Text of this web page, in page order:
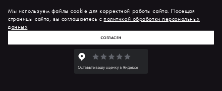
Подпишись на нас в соцсетях
Мы используем файлы cookie для корректной работы сайта. Посещая
страницы сайта, вы соглашаетесь сполитикой обработки персональных
данных
СОГЛАСЕН